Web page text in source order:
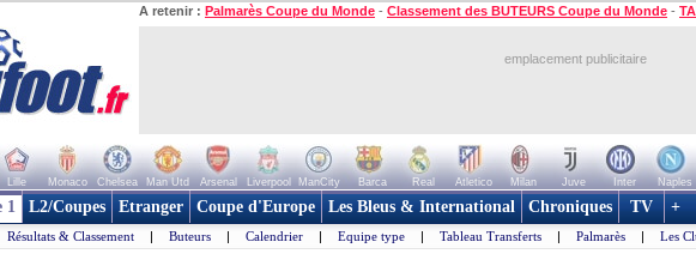
A retenir : Palmarès Coupe du Monde - Classement des BUTEURS Coupe du Monde -
emplacement publicitaire
Lille Monaco Chelsea Man Utd Arsenal Liverpool ManCity Barca Real Atletico Milan Juve Inter Naples
1 L2/Coupes Etranger Coupe d'Europe Les Bleus & International Chroniques TV +
Résultats & Classement | Buteurs | Calendrier | Equipe type | Tableau Transferts | Palmarès | Les